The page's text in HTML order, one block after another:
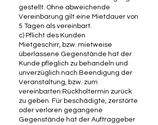
gestellt. Ohne abweichende
Vereinbarung gilt eine Mietdauer von
5 Tagen als vereinbart.
c) Pflicht des Kunden
Mietgeschirr, bzw. mietweise
überlassene Gegenstände hat der
Kunde pfleglich zu behandeln und
unverzüglich nach Beendigung der
Veranstaltung, bzw. zum
vereinbarten Rückholtermin zurück
zu geben. Für beschädigte, zerstörte
oder verloren gegangene
Gegenstände hat der Auftraggeber